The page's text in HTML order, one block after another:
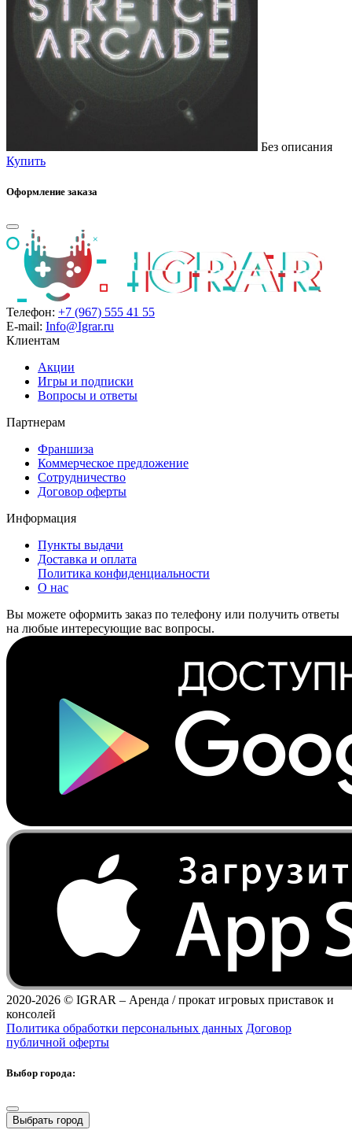
Без описания
Купить
Оформление заказа
Телефон: +7 (967) 555 41 55
E-mail: Info@Igrar.ru
Клиентам
Акции
Игры и подписки
Вопросы и ответы
Партнерам
Франшиза
Коммерческое предложение
Сотрудничество
Договор оферты
Информация
Пункты выдачи
Доставка и оплата
Политика конфиденциальности
О нас
Вы можете оформить заказ по телефону или получить ответы
на любые интересующие вас вопросы.
2020-2026 © IGRAR – Аренда / прокат игровых приставок и
консолей
Политика обработки персональных данных Договор
публичной оферты
Выбор города:
Выбрать город